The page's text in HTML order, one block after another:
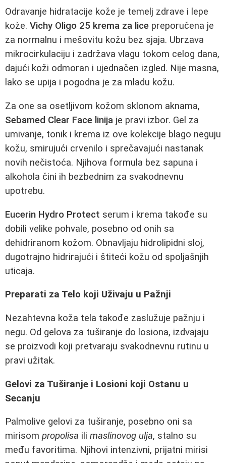
Odravanje hidratacije kože je temelj zdrave i lepe
kože. Vichy Oligo 25 krema za lice preporučena je
za normalnu i mešovitu kožu bez sjaja. Ubrzava
mikrocirkulaciju i zadržava vlagu tokom celog dana,
dajući koži odmoran i ujednačen izgled. Nije masna,
lako se upija i pogodna je za mladu kožu.
Za one sa osetljivom kožom sklonom aknama,
Sebamed Clear Face linija je pravi izbor. Gel za
umivanje, tonik i krema iz ove kolekcije blago neguju
kožu, smirujući crvenilo i sprečavajući nastanak
novih nečistoća. Njihova formula bez sapuna i
alkohola čini ih bezbednim za svakodnevnu
upotrebu.
Eucerin Hydro Protect serum i krema takođe su
dobili velike pohvale, posebno od onih sa
dehidriranom kožom. Obnavljaju hidrolipidni sloj,
dugotrajno hidrirajući i štiteći kožu od spoljašnjih
uticaja.
Preparati za Telo koji Uživaju u Pažnji
Nezahtevna koža tela takođe zaslužuje pažnju i
negu. Od gelova za tuširanje do losiona, izdvajaju
se proizvodi koji pretvaraju svakodnevnu rutinu u
pravi užitak.
Gelovi za Tuširanje i Losioni koji Ostanu u
Secanju
Palmolive gelovi za tuširanje, posebno oni sa
mirisom propolisa ili maslinovog ulja, stalno su
među favoritima. Njihovi intenzivni, prijatni mirisi